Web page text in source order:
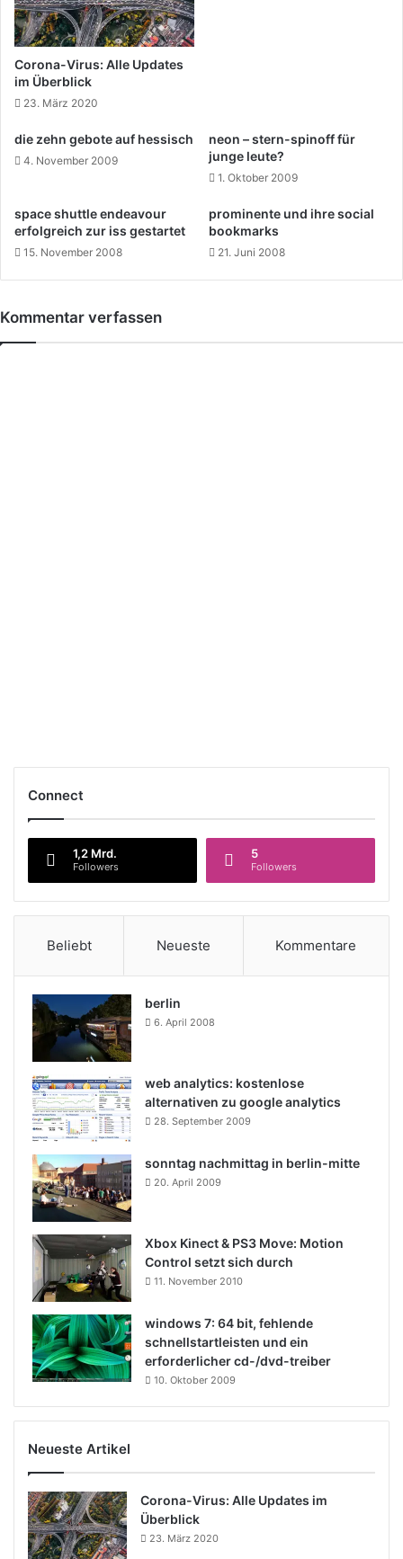
Corona-Virus: Alle Updates
im Überblick
23. März 2020
die zehn gebote auf hessisch
4. November 2009
neon – stern-spinoff für
junge leute?
1. Oktober 2009
space shuttle endeavour
erfolgreich zur iss gestartet
15. November 2008
prominente und ihre social
bookmarks
21. Juni 2008
Kommentar verfassen
Connect
1,2 Mrd.
Followers
5
Followers
Beliebt Neueste Kommentare
berlin
6. April 2008
web analytics: kostenlose
alternativen zu google analytics
28. September 2009
sonntag nachmittag in berlin-mitte
20. April 2009
Xbox Kinect & PS3 Move: Motion
Control setzt sich durch
11. November 2010
windows 7: 64 bit, fehlende
schnellstartleisten und ein
erforderlicher cd-/dvd-treiber
10. Oktober 2009
Neueste Artikel
Corona-Virus: Alle Updates im
Überblick
23. März 2020